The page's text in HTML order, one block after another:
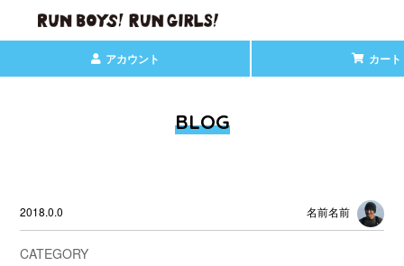
アカウント カート
BLOG
2018.0.0 名前名前
CATEGORY